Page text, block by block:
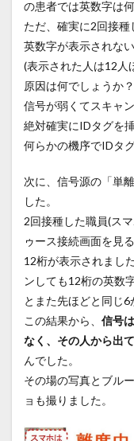
の患者では英数字は
ただ、確実に2回接
英数字が表示されな
(表示された人は12人
原因は何でしょうか？
信号が弱くてスキャ
絶対確実にIDタグを
何らかの機序でIDタ
次に、信号源の「単
した。
2回接種した職員(ス
ゥース接続画面を見
12桁が表示されまし
ンしても12桁の英数
とまた先ほどと同じ6
この結果から、 信号
なく、その人から出
んでした。
その場の写真とブル
ョも撮りました。